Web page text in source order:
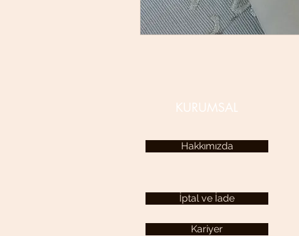
Hakkımızda
KURUMSAL
İptal ve İade
Kariyer